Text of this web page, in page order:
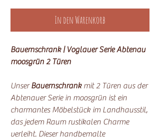
In den Warenkorb
Bauernschrank | Voglauer Serie Abtenau
moosgrün 2 Türen
UnserBauernschrankmit 2 Türen aus der
Abtenauer Serie in moosgrün ist ein
charmantes Möbelstück im Landhausstil,
das jedem Raum rustikalen Charme
verleiht. Dieser handbemalte